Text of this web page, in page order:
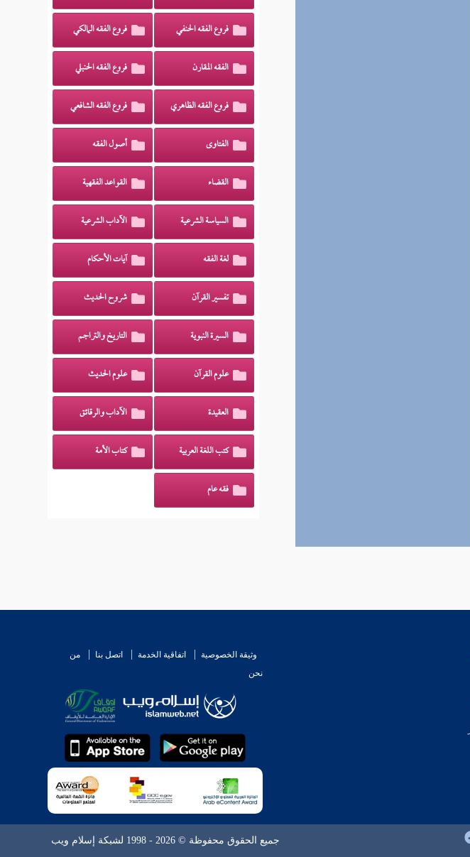
فروع الفقه الحنفي فروع الفقه المالكي
الفقه المقارن فروع الفقه الحنبلي
فروع الفقه الظاهري فروع الفقه الشافعي
الفتاوى أصول الفقه
القضاء القواعد الفقهية
السياسة الشرعية الآداب الشرعية
لغة الفقه آيات الأحكام
تفسير القرآن شروح الحديث
السيرة النبوية التاريخ والتراجم
علوم القرآن علوم الحديث
العقيدة الآداب والرقائق
كتب اللغة العربية كتاب الأمة
فقه عام
وثيقة الخصوصية اتفاقية الخدمة اتصل بنا
من
نحن
جميع الحقوق محفوظة © 2026 - 1998 لشبكة إسلام ويب